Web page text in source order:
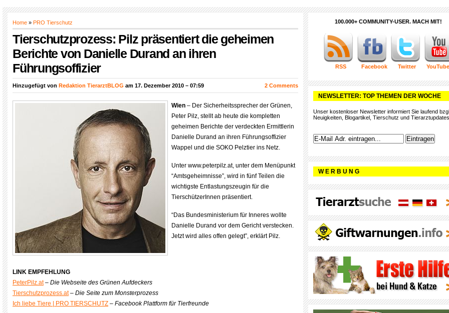
Home » PRO Tierschutz
Tierschutzprozess: Pilz präsentiert die geheimen
Berichte von Danielle Durand an ihren
Führungsoffizier
Hinzugefügt von Redaktion TierarztBLOG am 17. Dezember 2010 – 07:59 2 Comments
Wien – Der Sicherheitssprecher der Grünen,
Peter Pilz, stellt ab heute die kompletten
geheimen Berichte der verdeckten Ermittlerin
Danielle Durand an ihren Führungsoffizier
Wappel und die SOKO Pelztier ins Netz.
Unter www.peterpilz.at, unter dem Menüpunkt
“Amtsgeheimnisse”, wird in fünf Teilen die
wichtigste Entlastungszeugin für die
TierschützerInnen präsentiert.
“Das Bundesministerium für Inneres wollte
Danielle Durand vor dem Gericht verstecken.
Jetzt wird alles offen gelegt”, erklärt Pilz.
LINK EMPFEHLUNG
PeterPilz.at– Die Webseite des Grünen Aufdeckers
Tierschutzprozess.at– Die Seite zum Monsterprozess
Ich liebe Tiere | PRO TIERSCHUTZ – Facebook Plattform für Tierfreunde
100.000+ COMMUNITY-USER. MACH MIT!
RSS Facebook Twitter YouTube
NEWSLETTER: TOP THEMEN DER WOCHE
Unser kostenloser Newsletter informiert Sie laufend
Neuigkeiten, Blogartikel, Tierschutz und
W E R B U N G